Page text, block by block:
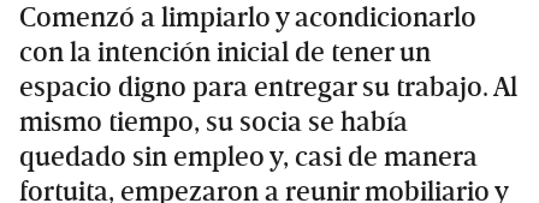
Comenzó a limpiarlo y acondicionarlo
con la intención inicial de tener un
espacio digno para entregar su trabajo. Al
mismo tiempo, su socia se había
quedado sin empleo y, casi de manera
fortuita, empezaron a reunir mobiliario y